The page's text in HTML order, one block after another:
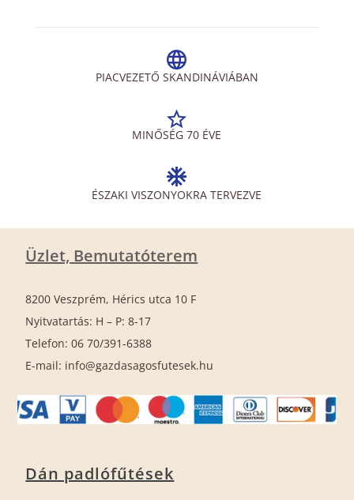
PIACVEZETŐ SKANDINÁVIÁBAN
MINŐSÉG 70 ÉVE
ÉSZAKI VISZONYOKRA TERVEZVE
Üzlet, Bemutatóterem
8200 Veszprém, Hérics utca 10 F
Nyitvatartás: H – P: 8-17
Telefon: 06 70/391-6388
E-mail: info@gazdasagosfutesek.hu
Dán padlófűtések